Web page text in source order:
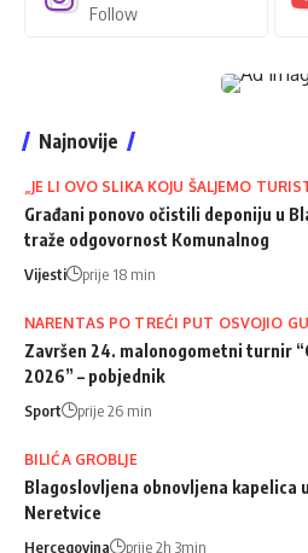
Follow
Najnovije
„JE LI OVO SLIKA KOJU ŠALJEMO
Građani ponovo očistili deponiju u
traže odgovornost Komunalnog
Vijesti prije 18 min
NARENTAS PO TREĆI PUT OSVOJIO
Završen 24. malonogometni turnir
2026” – pobjednik
Sport prije 26 min
BILIĆA GROBLJE
Blagoslovljena obnovljena kapelica
Neretvice
Hercegovina prije 2h 3min